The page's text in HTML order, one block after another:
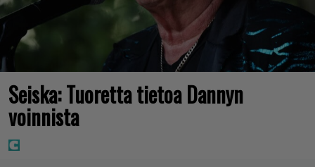
Seiska: Tuoretta tietoa Dannyn
voinnista